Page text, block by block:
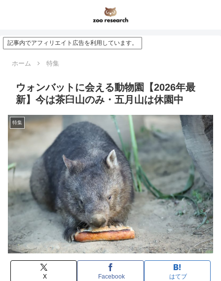
記事内でアフィリエイト広告を利用しています。
ホーム 特集
ウォンバットに会える動物園【2026年最
新】今は茶臼山のみ・五月山は休園中
特集
X Facebook はてブ